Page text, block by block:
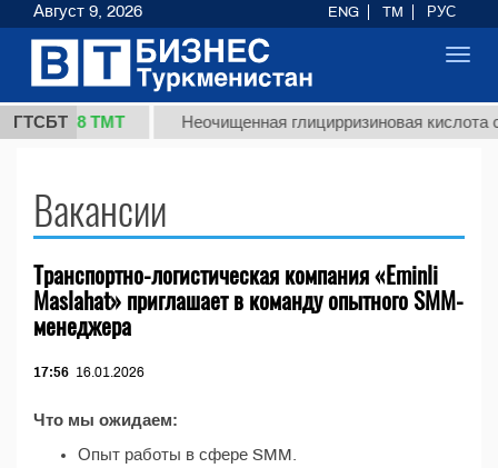
ГТСБТ37,8 ТМТ Неочищенная глицирризиновая кислота
Вакансии
Транспортно-логистическая компания «Eminli
Maslahat» приглашает в команду опытного SMM-
менеджера
17:56 16.01.2026
Что мы ожидаем:
Опыт работы в сфере SMM.
Август 9, 2026 ENG TM РУС